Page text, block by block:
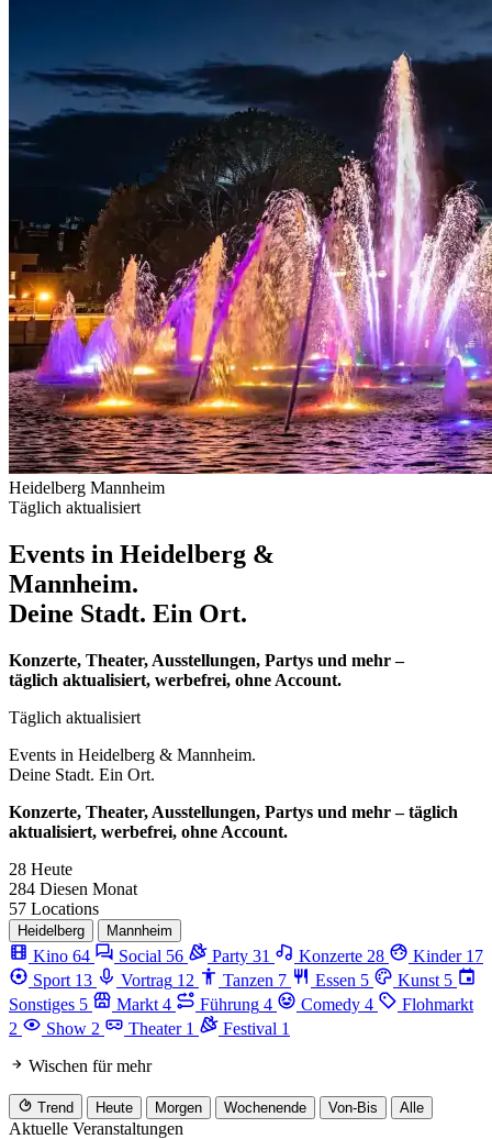
Heidelberg Mannheim
Täglich aktualisiert
Events in Heidelberg &
Mannheim.
Deine Stadt. Ein Ort.
Konzerte, Theater, Ausstellungen, Partys und mehr –
täglich aktualisiert, werbefrei, ohne Account.
Täglich aktualisiert
Events in Heidelberg & Mannheim.
Deine Stadt. Ein Ort.
Konzerte, Theater, Ausstellungen, Partys und mehr – täglich
aktualisiert, werbefrei, ohne Account.
28 Heute
284 Diesen Monat
57 Locations
Heidelberg Mannheim
Kino 64 Social 56 Party 31 Konzerte 28 Kinder 17
Sport 13 Vortrag 12 Tanzen 7 Essen 5 Kunst 5
Sonstiges 5 Markt 4 Führung 4 Comedy 4
Flohmarkt
2
Show 2 Theater 1 Festival 1
Wischen für mehr
Trend Heute Morgen Wochenende Von-Bis Alle
Aktuelle Veranstaltungen